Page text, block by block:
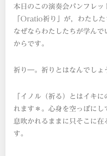
本日のこの演奏会パンフレッ
「Oratio祈り」が，わたし
なぜならわたしたちが学ん
からです。
祈り―。祈りとはなんでしょ
「イノル（祈る）とはイキ
れます＊。心身を空っぽにし
息吹かれるままに只そこに
す。